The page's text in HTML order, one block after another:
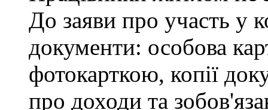
До заяви про участь у
документи: особова
фотокарткою, копії
про доходи та